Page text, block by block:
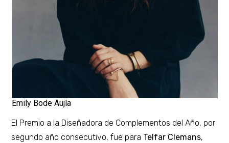
Emily Bode Aujla
El Premio a la Diseñadora de Complementos del Año, por
segundo año consecutivo, fue para Telfar Clemans,